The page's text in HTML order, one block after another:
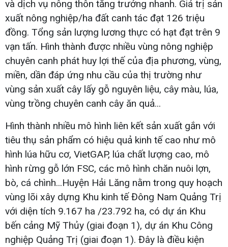
và dịch vụ nông thôn tăng trưởng nhanh. Giá trị sản
xuất nông nghiệp/ha đất canh tác đạt 126 triệu
đồng. Tổng sản lượng lương thực có hạt đạt trên 9
vạn tấn. Hình thành được nhiều vùng nông nghiệp
chuyên canh phát huy lợi thế của địa phương, vùng,
miền, dần đáp ứng nhu cầu của thị trường như
vùng sản xuất cây lấy gỗ nguyên liệu, cây màu, lúa,
vùng trồng chuyên canh cây ăn quả...
Hình thành nhiều mô hình liên kết sản xuất gắn với
tiêu thụ sản phẩm có hiệu quả kinh tế cao như mô
hình lúa hữu cơ, VietGAP, lúa chất lượng cao, mô
hình rừng gỗ lớn FSC, các mô hình chăn nuôi lợn,
bò, cá chình...Huyện Hải Lăng nằm trong quy hoạch
vùng lõi xây dựng Khu kinh tế Đông Nam Quảng Trị
với diện tích 9.167 ha /23.792 ha, có dự án Khu
bến cảng Mỹ Thủy (giai đoạn 1), dự án Khu Công
nghiệp Quảng Trị (giai đoạn 1). Đây là điều kiện